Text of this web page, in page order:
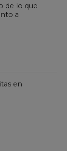
de lo que
a
en